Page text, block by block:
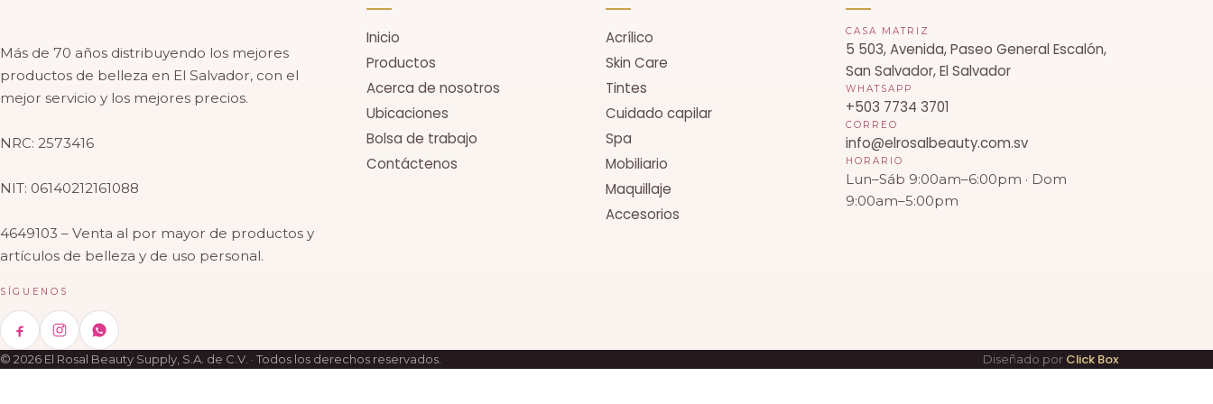
Más de 70 años distribuyendo los mejores
productos de belleza en El Salvador, con el
mejor servicio y los mejores precios.
NRC: 2573416
NIT: 06140212161088
4649103 – Venta al por mayor de productos y
artículos de belleza y de uso personal.
SÍGUENOS
Inicio
Productos
Acerca de nosotros
Ubicaciones
Bolsa de trabajo
Contáctenos
Acrílico
Skin Care
Tintes
Cuidado capilar
Spa
Mobiliario
Maquillaje
Accesorios
CASA MATRIZ
5 503, Avenida, Paseo General Escalón,
San Salvador, El Salvador
WHATSAPP
+503 7734 3701
CORREO
info@elrosalbeauty.com.sv
HORARIO
Lun–Sáb 9:00am–6:00pm · Dom
9:00am–5:00pm
© 2026 El Rosal Beauty Supply, S.A. de C.V. · Todos los derechos reservados. Diseñado por Click Box